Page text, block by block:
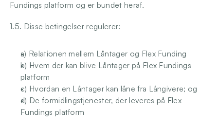
Fundings platform og er bundet heraf.
1.5. Disse betingelser regulerer:
a) Relationen mellem Låntager og Flex Funding
b) Hvem der kan blive Låntager på Flex Fundings
platform
c) Hvordan en Låntager kan låne fra Långivere; og
d) De formidlingstjenester, der leveres på Flex
Fundings platform